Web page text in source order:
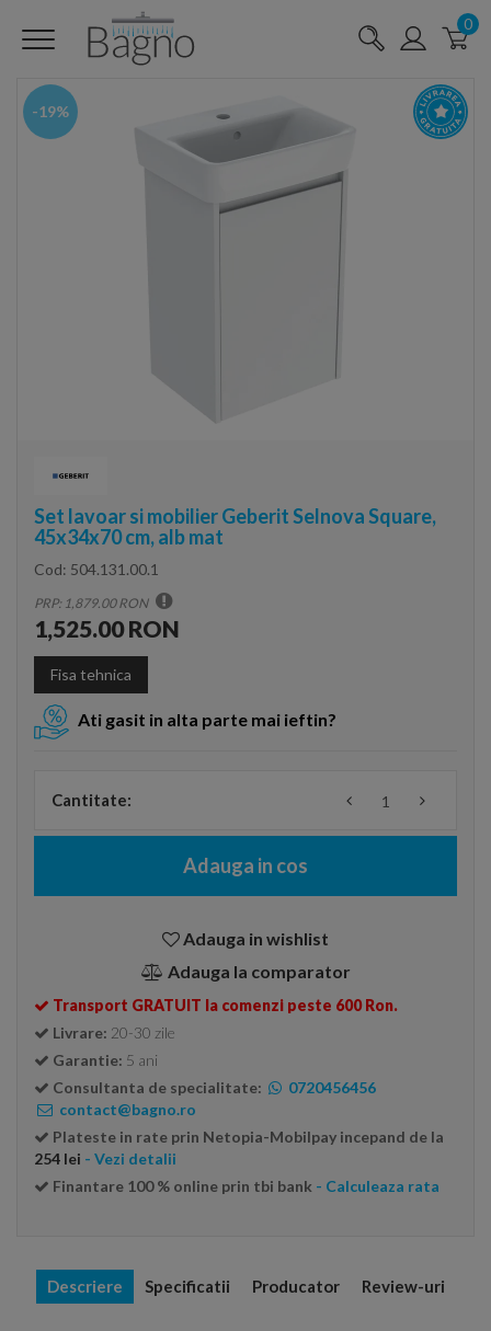
0
-19%
Set lavoar si mobilier Geberit Selnova Square,
45x34x70 cm, alb mat
Cod: 504.131.00.1
PRP: 1,879.00 RON
1,525.00 RON
Fisa tehnica
Ati gasit in alta parte mai ieftin?
Cantitate:
Adauga in cos
Adauga in wishlist
Adauga la comparator
Transport GRATUIT la comenzi peste 600 Ron.
Livrare: 20-30 zile
Garantie: 5 ani
Consultanta de specialitate:
0720456456
contact@bagno.ro
Plateste in rate prin Netopia-Mobilpay incepand de la
254 lei - Vezi detalii
Finantare 100 % online prin tbi bank - Calculeaza rata
Descriere Specificatii Producator Review-uri